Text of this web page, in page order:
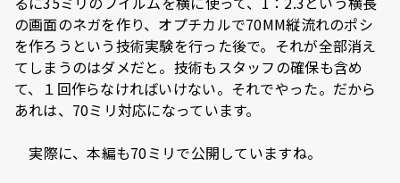
の画面のネガを作り、オプチカルで70MM縦流れのポシ
を作ろうという技術実験を行った後で。それが全部消え
てしまうのはダメだと。技術もスタッフの確保も含め
て、１回作らなければいけない。それでやった。だから
あれは、70ミリ対応になっています。
―― 実際に、本編も70ミリで公開していますね。